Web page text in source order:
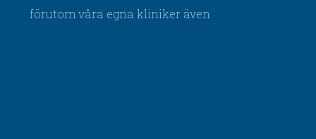
förutom våra egna kliniker även